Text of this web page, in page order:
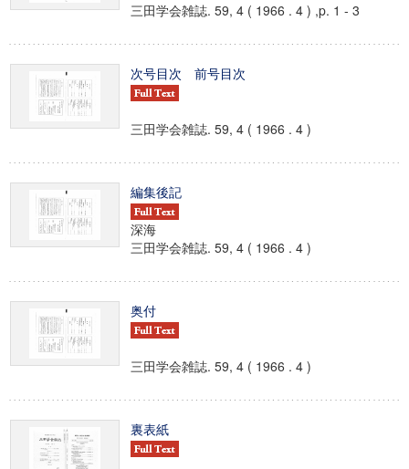
三田学会雑誌. 59, 4 ( 1966 . 4 ) ,p. 1 - 3
次号目次 前号目次
三田学会雑誌. 59, 4 ( 1966 . 4 )
編集後記
深海
三田学会雑誌. 59, 4 ( 1966 . 4 )
奥付
三田学会雑誌. 59, 4 ( 1966 . 4 )
裏表紙